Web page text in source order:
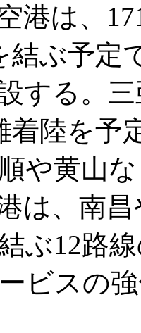
港は、
結ぶ予定
する。
着陸を予
や黄山
は、南
ぶ12路
ビスの